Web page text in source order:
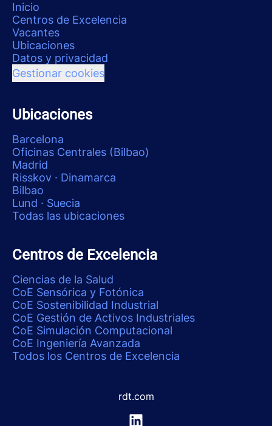
Inicio
Centros de Excelencia
Vacantes
Ubicaciones
Datos y privacidad
Gestionar cookies
Ubicaciones
Barcelona
Oficinas Centrales (Bilbao)
Madrid
Risskov · Dinamarca
Bilbao
Lund · Suecia
Todas las ubicaciones
Centros de Excelencia
Ciencias de la Salud
CoE Sensórica y Fotónica
CoE Sostenibilidad Industrial
CoE Gestión de Activos Industriales
CoE Simulación Computacional
CoE Ingeniería Avanzada
Todos los Centros de Excelencia
rdt.com